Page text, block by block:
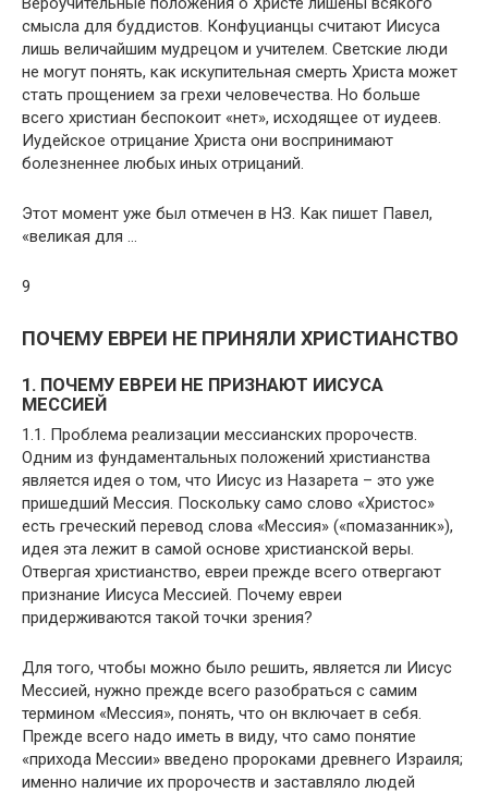
смысла для буддистов. Конфуцианцы считают Иисуса
лишь величайшим мудрецом и учителем. Светские люди
не могут понять, как искупительная смерть Христа может
стать прощением за грехи человечества. Но больше
всего христиан беспокоит «нет», исходящее от иудеев.
Иудейское отрицание Христа они воспринимают
болезненнее любых иных отрицаний.
Этот момент уже был отмечен в НЗ. Как пишет Павел,
«великая для …
9
ПОЧЕМУ ЕВРЕИ НЕ ПРИНЯЛИ ХРИСТИАНСТВО
1. ПОЧЕМУ ЕВРЕИ НЕ ПРИЗНАЮТ ИИСУСА
МЕССИЕЙ
1.1. Проблема реализации мессианских пророчеств.
Одним из фундаментальных положений христианства
является идея о том, что Иисус из Назарета – это уже
пришедший Мессия. Поскольку само слово «Христос»
есть греческий перевод слова «Мессия» («помазанник»),
идея эта лежит в самой основе христианской веры.
Отвергая христианство, евреи прежде всего отвергают
признание Иисуса Мессией. Почему евреи
придерживаются такой точки зрения?
Для того, чтобы можно было решить, является ли Иисус
Мессией, нужно прежде всего разобраться с самим
термином «Мессия», понять, что он включает в себя.
Прежде всего надо иметь в виду, что само понятие
«прихода Мессии» введено пророками древнего Израиля;
именно наличие их пророчеств и заставляло людей